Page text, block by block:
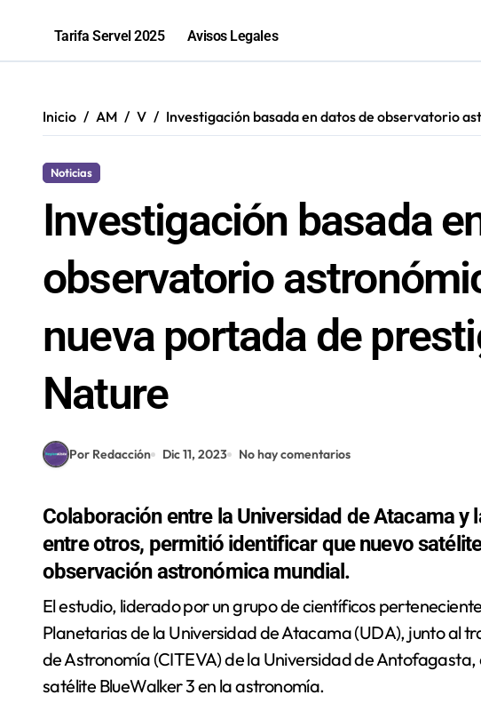
Tarifa Servel 2025 Avisos Legales
Inicio AM V Investigación basada en datos de observatorio
Noticias
Investigación basada
observatorio
nueva portada de
Nature
Por Redacción Dic 11, 2023 No hay comentarios
Colaboración entre la Universidad de Atacama y
entre otros, permitió identificar que nuevo
observación astronómica mundial.
El estudio, liderado por un grupo de científicos pertenecientes al Instituto de Astronomía y Ciencias
Planetarias de la Universidad de Atacama (UDA), junto al
de Astronomía (CITEVA) de la Universidad de
satélite BlueWalker 3 en la astronomía.